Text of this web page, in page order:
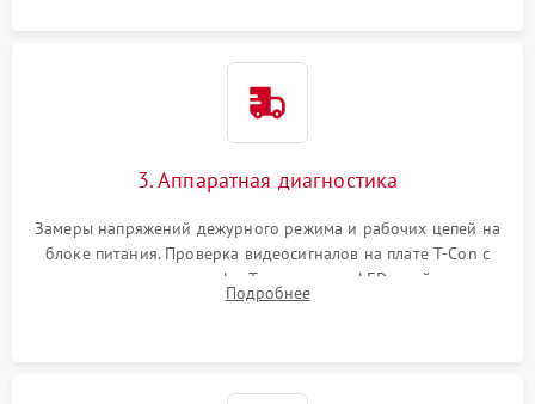
3. Аппаратная диагностика
Замеры напряжений дежурного режима и рабочих цепей на
блоке питания. Проверка видеосигналов на плате T-Con с
помощью осциллографа. Тестирование LED-драйвера и
светодиодных планок подсветки мультиметром.
Подробнее